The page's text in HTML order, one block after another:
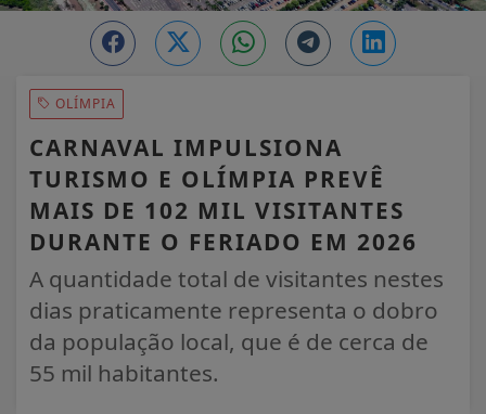
OLÍMPIA
CARNAVAL IMPULSIONA
TURISMO E OLÍMPIA PREVÊ
MAIS DE 102 MIL VISITANTES
DURANTE O FERIADO EM 2026
A quantidade total de visitantes nestes
dias praticamente representa o dobro
da população local, que é de cerca de
55 mil habitantes.